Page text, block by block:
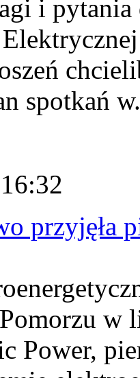
i
spotkań
przyjęła
w
Power,